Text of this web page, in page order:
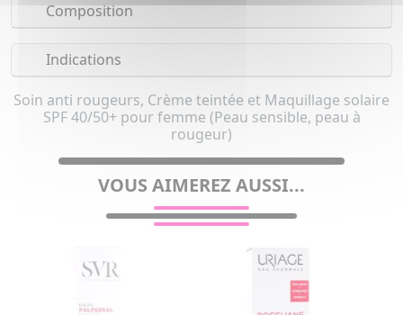
Composition
Indications
Soin anti rougeurs, Crème teintée et Maquillage solaire
SPF 40/50+ pour femme (Peau sensible, peau à
rougeur)
VOUS AIMEREZ AUSSI...